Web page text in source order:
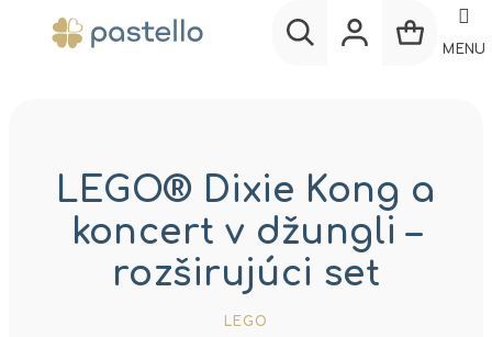
MENU
LEGO® Dixie Kong a
koncert v džungli –
rozširujúci set
LEGO